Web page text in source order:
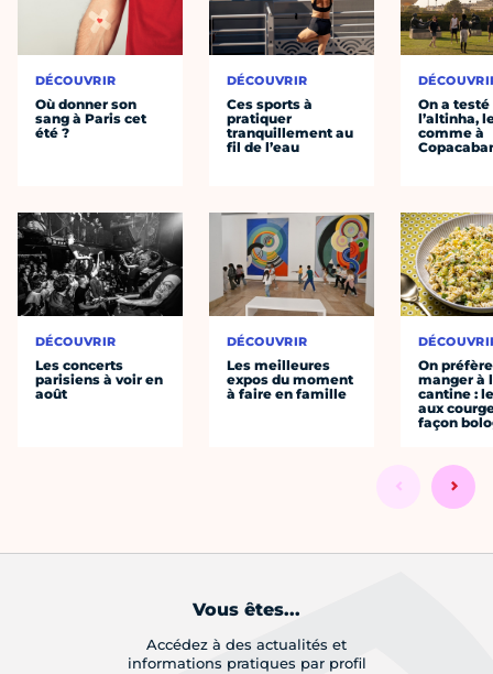
DÉCOUVRIR
Où donner son
sang à Paris cet
été ?
DÉCOUVRIR
Les concerts
parisiens à voir en
août
DÉCOUVRIR
Ces sports à
pratiquer
tranquillement au
fil de l’eau
DÉCOUVRIR
Les meilleures
expos du moment
à faire en famille
On a testé
l’altinha,
comme à
On préfère
manger à
cantine :
aux
façon
Vous êtes...
Accédez à des actualités et
informations pratiques par profil